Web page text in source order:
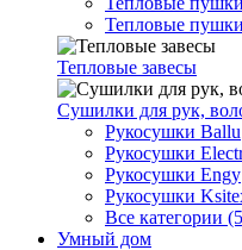
Тепловые
Тепловые завесы
Сушилки для рук,
Рукосушки Ballu
Рукосушки
Рукосушки Engy
Рукосушки
Все категории
Умный дом